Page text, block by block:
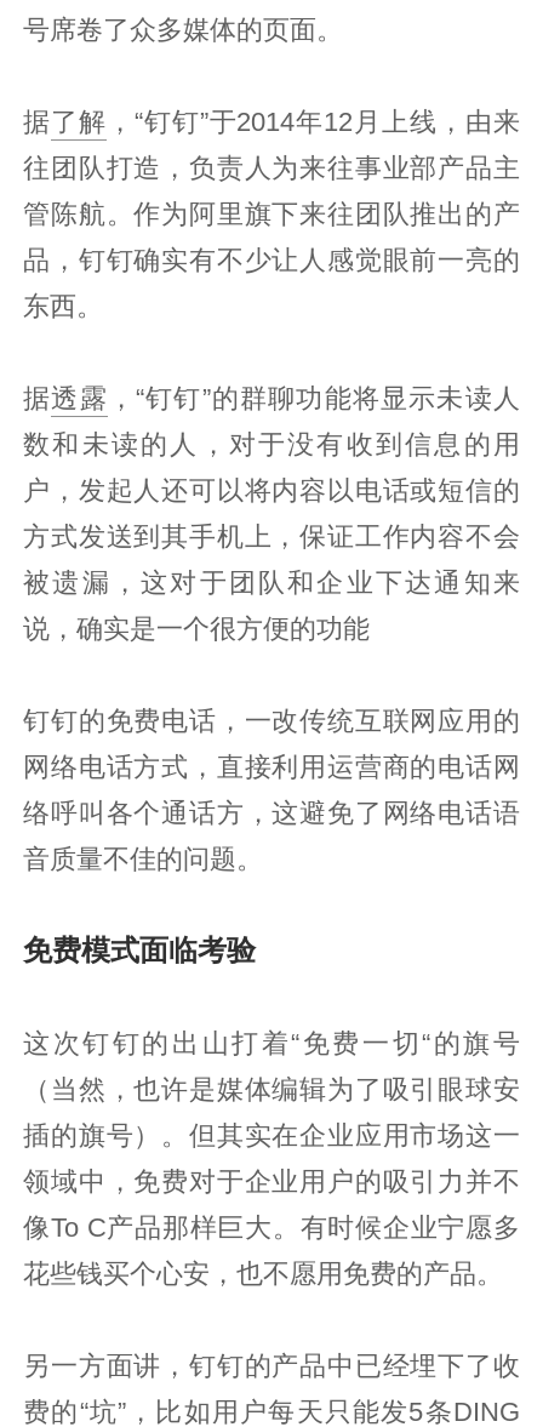
号席卷了众多媒体的页面。
据了解 ，“钉钉”于2014年12月上线，由来
往团队打造，负责人为来往事业部产品主
管陈航。作为阿里旗下来往团队推出的产
品，钉钉确实有不少让人感觉眼前一亮的
东西。
据透露 ，“钉钉”的群聊功能将显示未读人
数和未读的人，对于没有收到信息的用
户，发起人还可以将内容以电话或短信的
方式发送到其手机上，保证工作内容不会
被遗漏，这对于团队和企业下达通知来
说，确实是一个很方便的功能
钉钉的免费电话，一改传统互联网应用的
网络电话方式，直接利用运营商的电话网
络呼叫各个通话方，这避免了网络电话语
音质量不佳的问题。
免费模式面临考验
这次钉钉的出山打着“免费一切“的旗号
（当然，也许是媒体编辑为了吸引眼球安
插的旗号）。但其实在企业应用市场这一
领域中，免费对于企业用户的吸引力并不
像To C产品那样巨大。有时候企业宁愿多
花些钱买个心安，也不愿用免费的产品。
另一方面讲，钉钉的产品中已经埋下了收
费的“坑”，比如用户每天只能发5条DING